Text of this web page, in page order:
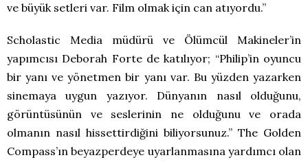
ve büyük setleri var. Film olmak için can atıyordu.”
Scholastic Media müdürü ve Ölümcül Makineler’in
yapımcısı Deborah Forte de katılıyor; “Philip’in oyuncu
bir yanı ve yönetmen bir yanı var. Bu yüzden yazarken
sinemaya uygun yazıyor. Dünyanın nasıl olduğunu,
görüntüsünün ve seslerinin ne olduğunu ve orada
olmanın nasıl hissettirdiğini biliyorsunuz.” The Golden
Compass’ın beyazperdeye uyarlanmasına yardımcı olan